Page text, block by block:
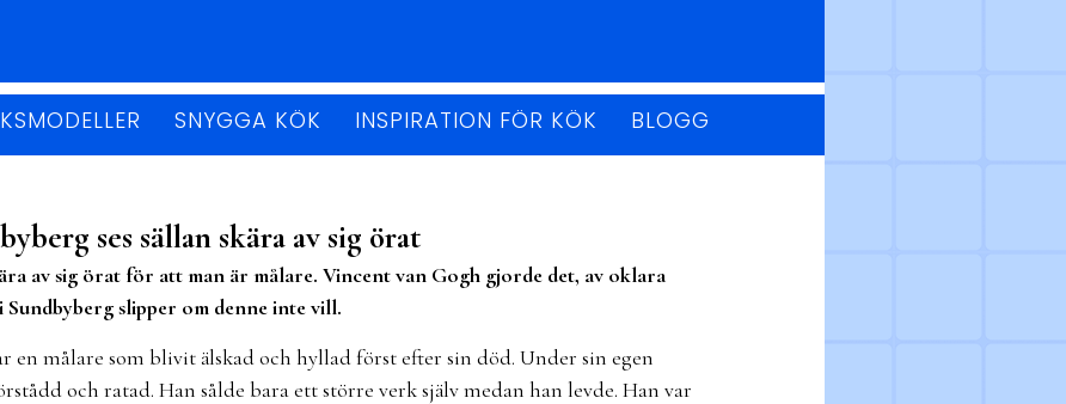
SNYGGA KÖK INSPIRATION FÖR KÖK BLOGG
ses sällan skära av sig örat
av sig örat för att man är målare. Vincent van Gogh gjorde det, av oklara
Sundbyberg slipper om denne inte vill.
en målare som blivit älskad och hyllad först efter sin död. Under sin egen
och ratad. Han sålde bara ett större verk själv medan han levde. Han var